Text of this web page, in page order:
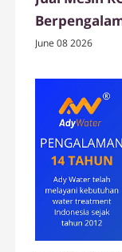
Wonogiri
June 08 2026